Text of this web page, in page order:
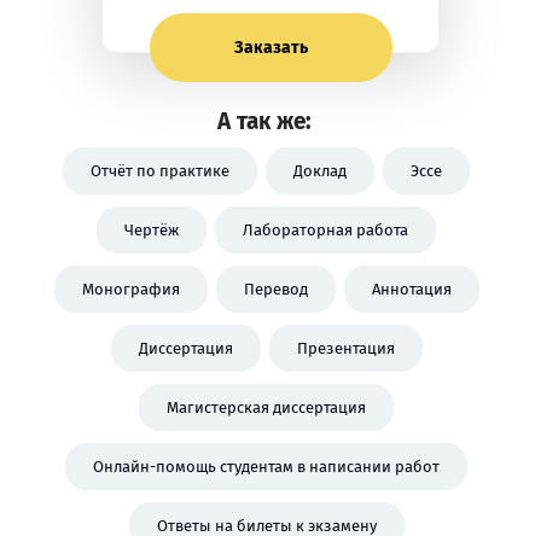
Заказать
А так же:
Отчёт по практике Доклад Эссе
Чертёж Лабораторная работа
Монография Перевод Аннотация
Диссертация Презентация
Магистерская диссертация
Онлайн-помощь студентам в написании работ
Ответы на билеты к экзамену